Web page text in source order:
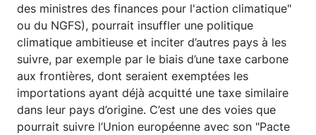
des ministres des finances pour l'action climatique"
ou du NGFS), pourrait insuffler une politique
climatique ambitieuse et inciter d’autres pays à les
suivre, par exemple par le biais d’une taxe carbone
aux frontières, dont seraient exemptées les
importations ayant déjà acquitté une taxe similaire
dans leur pays d’origine. C’est une des voies que
pourrait suivre l’Union européenne avec son "Pacte